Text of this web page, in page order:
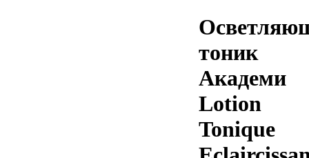
тоник
Академи
Lotion
Tonique